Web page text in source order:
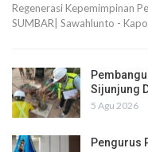
Regenerasi Kepemimpinan
SUMBAR| Sawahlunto -
Sijunjung
5 Agu 2026
Pengurus